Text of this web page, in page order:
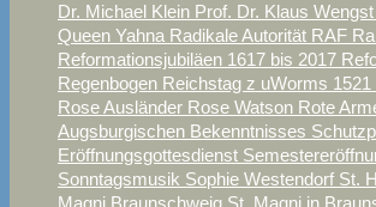
Dr. Michael Klein Prof. Dr. Klaus Wengst
Queen Yahna Radikale Autorität RAF
Reformationsjubiläen 1617 bis 2017
Regenbogen Reichstag z uWorms 1521
Rose Ausländer Rose Watson Rote
Augsburgischen Bekenntnisses
Eröffnungsgottesdienst
Sonntagsmusik Sophie Westendorf St.